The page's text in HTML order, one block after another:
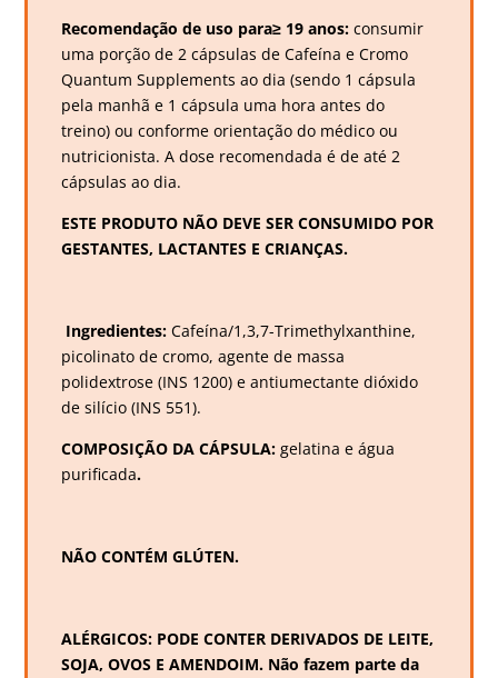
Recomendação de uso para≥ 19 anos:consumir
uma porção de 2 cápsulas de Cafeína e Cromo
Quantum Supplements ao dia (sendo 1 cápsula
pela manhã e 1 cápsula uma hora antes do
treino) ou conforme orientação do médico ou
nutricionista. A dose recomendada é de até 2
cápsulas ao dia.
ESTE PRODUTO NÃO DEVE SER CONSUMIDO POR
GESTANTES, LACTANTES E CRIANÇAS.
Ingredientes:Cafeína/1,3,7-Trimethylxanthine,
picolinato de cromo, agente de massa
polidextrose (INS 1200) e antiumectante dióxido
de silício (INS 551).
COMPOSIÇÃO DA CÁPSULA:gelatina e água
purificada.
NÃO CONTÉM GLÚTEN.
ALÉRGICOS: PODE CONTER DERIVADOS DE LEITE,
SOJA, OVOS E AMENDOIM. Não fazem parte da